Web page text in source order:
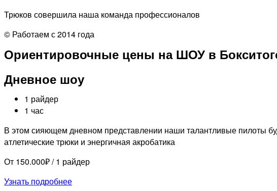
Трюков совершила наша команда профессионалов
© Работаем с 2014 года
Ориентировочные цены на ШОУ в
Дневное шоу
1 райдер
1 час
В этом сияющем дневном представлении наши талантливые пилоты
атлетические трюки и энергичная акробатика
От 150.000₽ / 1 райдер
Узнать подробнее